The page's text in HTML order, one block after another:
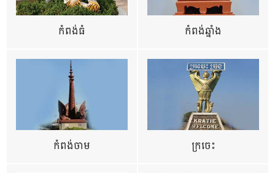
កំពង់ធំ កំពង់ឆ្នាំង
កំពង់ចាម ក្រចេះ